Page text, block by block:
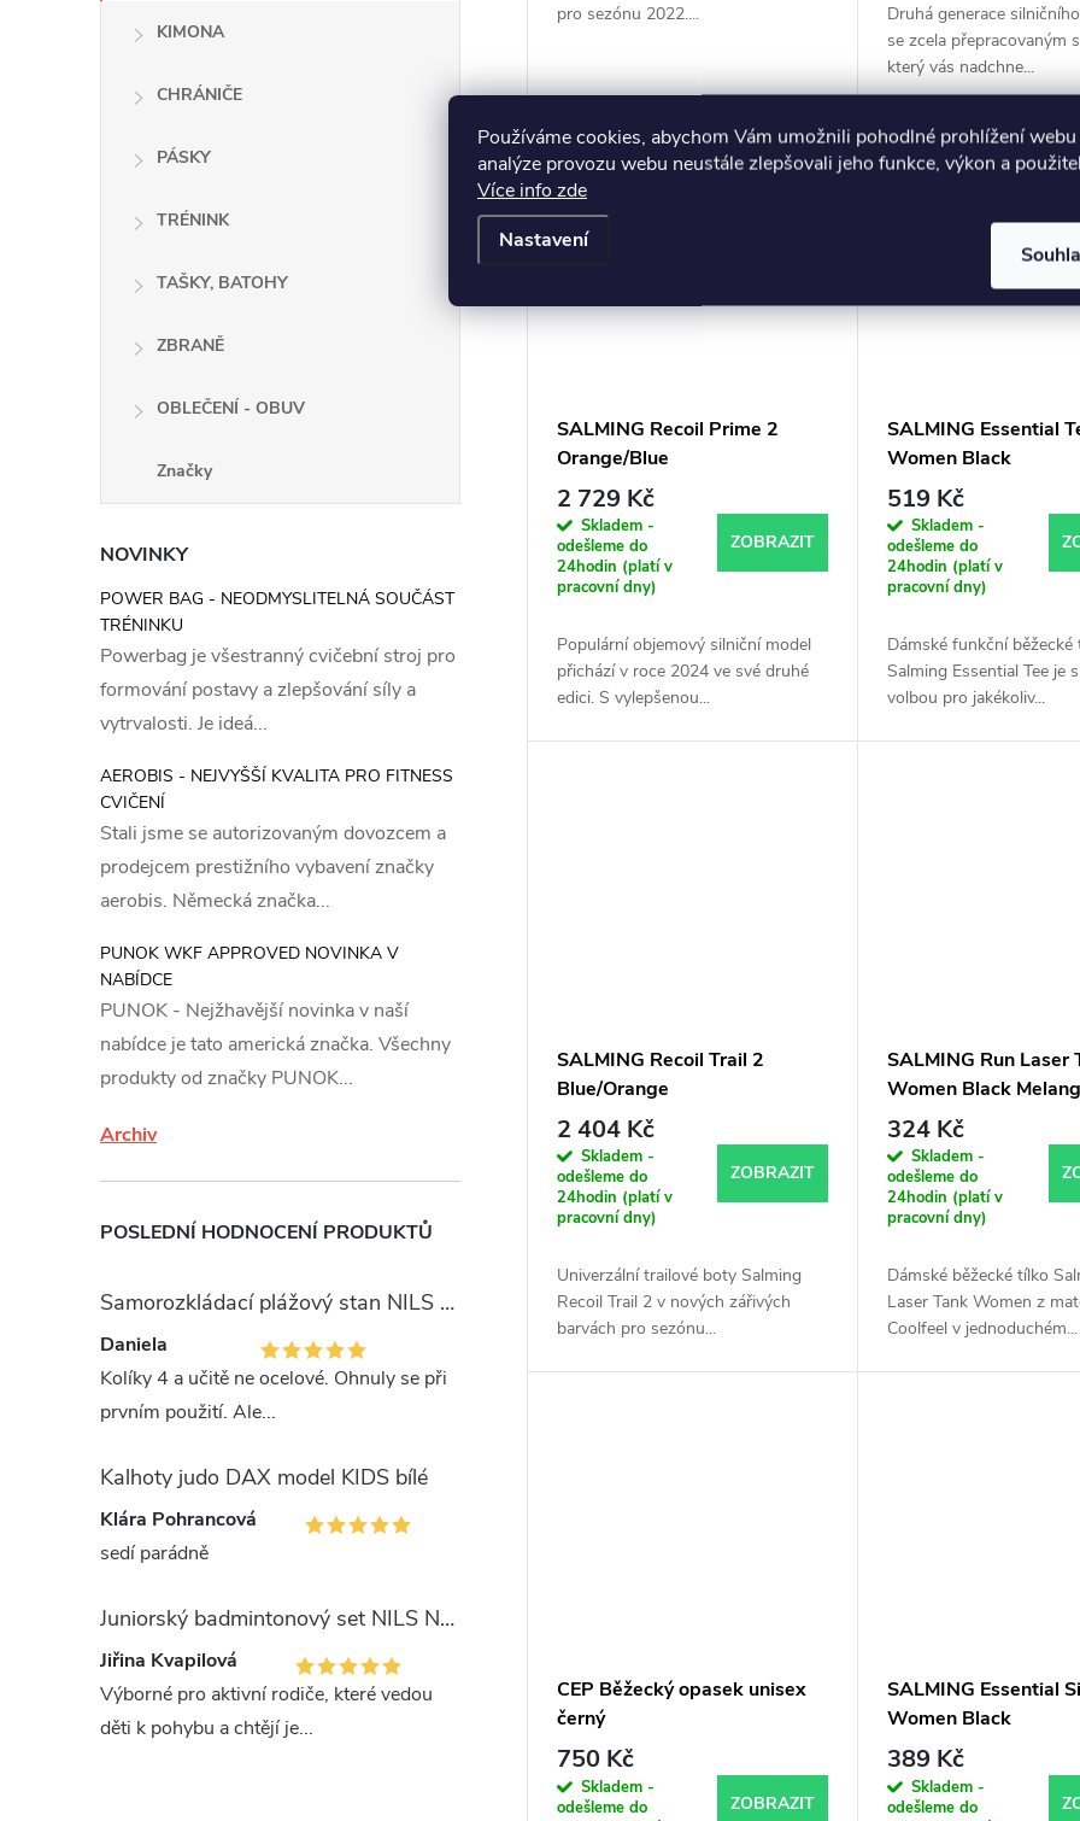
Používáme cookies, abychom Vám umožnili pohodlné prohlížení
analýze provozu webu neustále zlepšovali jeho funkce, výkon a
Více info zde
Nastavení
KIMONA
CHRÁNIČE
PÁSKY
TRÉNINK
TAŠKY, BATOHY
ZBRANĚ
OBLEČENÍ - OBUV
Značky
NOVINKY
POWER BAG - NEODMYSLITELNÁ SOUČÁST
TRÉNINKU
Powerbag je všestranný cvičební stroj pro
formování postavy a zlepšování síly a
vytrvalosti. Je ideá...
AEROBIS - NEJVYŠŠÍ KVALITA PRO FITNESS
CVIČENÍ
Stali jsme se autorizovaným dovozcem a
prodejcem prestižního vybavení značky
aerobis. Německá značka...
PUNOK WKF APPROVED NOVINKA V
NABÍDCE
PUNOK - Nejžhavější novinka v naší
nabídce je tato americká značka. Všechny
produkty od značky PUNOK...
Archiv
POSLEDNÍ HODNOCENÍ PRODUKTŮ
Samorozkládací plážový stan NILS Camp NC3743 modrý
Daniela
Kolíky 4 a učitě ne ocelové. Ohnuly se při
prvním použití. Ale...
Kalhoty judo DAX model KIDS bílé
Klára Pohrancová
sedí parádně
Juniorský badmintonový set NILS NRZ051
Jiřina Kvapilová
Výborné pro aktivní rodiče, které vedou
děti k pohybu a chtějí je...
pro sezónu 2022....
Druhá generace
se zcela přepracovaným
který vás nadchne...
SALMING Recoil Prime 2
Orange/Blue
2 729 Kč
Skladem -
odešleme do
24hodin (platí v
pracovní dny)
ZOBRAZIT
Populární objemový silniční model
přichází v roce 2024 ve své druhé
edici. S vylepšenou...
SALMING Essential
Women Black
519 Kč
Skladem -
odešleme do
24hodin (platí v
pracovní dny)
Dámské funkční běžecké
Salming Essential Tee je
volbou pro jakékoliv...
SALMING Recoil Trail 2
Blue/Orange
2 404 Kč
Skladem -
odešleme do
24hodin (platí v
pracovní dny)
ZOBRAZIT
Univerzální trailové boty Salming
Recoil Trail 2 v nových zářivých
barvách pro sezónu...
SALMING Run Laser
Women Black
324 Kč
Skladem -
odešleme do
24hodin (platí v
pracovní dny)
Dámské běžecké tílko
Laser Tank Women z
Coolfeel v jednoduchém...
CEP Běžecký opasek unisex
černý
750 Kč
Skladem -
odešleme do
ZOBRAZIT
SALMING Essential
Women Black
389 Kč
Skladem -
odešleme do